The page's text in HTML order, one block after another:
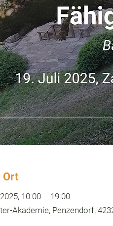
Ort
10:00 – 19:00
Akademie, Penzendorf,